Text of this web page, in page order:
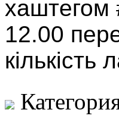
хаштегом
12.00
кількість